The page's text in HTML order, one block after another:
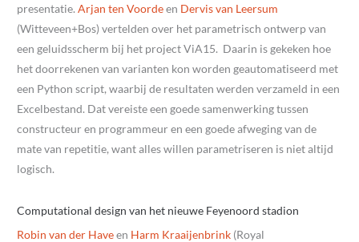
presentatie. Arjan ten Voordeen Dervis van Leersum
(Witteveen+Bos) vertelden over het parametrisch ontwerp van
een geluidsscherm bij het project ViA15. Daarin is gekeken hoe
het doorrekenen van varianten kon worden geautomatiseerd met
een Python script, waarbij de resultaten werden verzameld in een
Excelbestand. Dat vereiste een goede samenwerking tussen
constructeur en programmeur en een goede afweging van de
mate van repetitie, want alles willen parametriseren is niet altijd
logisch.
Computational design van het nieuwe Feyenoord stadion
Robin van der Haveen Harm Kraaijenbrink (Royal